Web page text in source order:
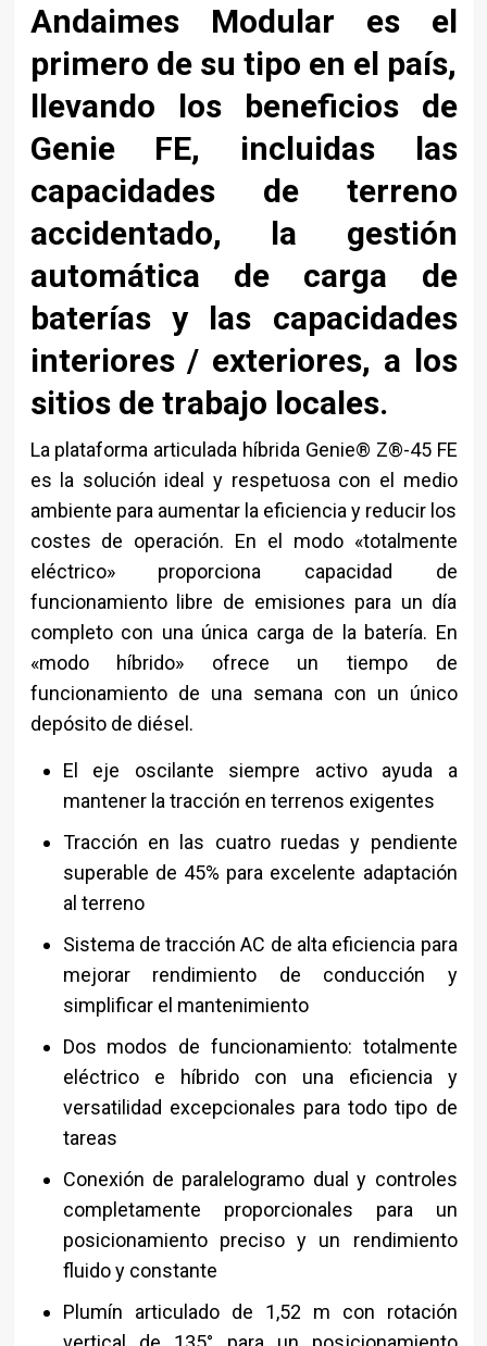
Andaimes Modular es el
primero de su tipo en el país,
llevando los beneficios de
Genie FE, incluidas las
capacidades de terreno
accidentado, la gestión
automática de carga de
baterías y las capacidades
interiores / exteriores, a los
sitios de trabajo locales.
La plataforma articulada híbrida Genie® Z®-45 FE
es la solución ideal y respetuosa con el medio
ambiente para aumentar la eficiencia y reducir los
costes de operación. En el modo «totalmente
eléctrico» proporciona capacidad de
funcionamiento libre de emisiones para un día
completo con una única carga de la batería. En
«modo híbrido» ofrece un tiempo de
funcionamiento de una semana con un único
depósito de diésel.
El eje oscilante siempre activo ayuda a
mantener la tracción en terrenos exigentes
Tracción en las cuatro ruedas y pendiente
superable de 45% para excelente adaptación
al terreno
Sistema de tracción AC de alta eficiencia para
mejorar rendimiento de conducción y
simplificar el mantenimiento
Dos modos de funcionamiento: totalmente
eléctrico e híbrido con una eficiencia y
versatilidad excepcionales para todo tipo de
tareas
Conexión de paralelogramo dual y controles
completamente proporcionales para un
posicionamiento preciso y un rendimiento
fluido y constante
Plumín articulado de 1,52 m con rotación